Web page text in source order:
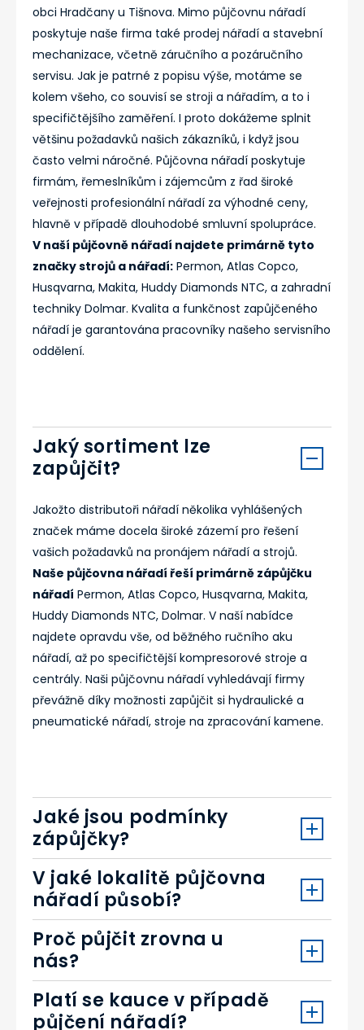
obci Hradčany u Tišnova. Mimo půjčovnu nářadí
poskytuje naše firma také prodej nářadí a stavební
mechanizace, včetně záručního a pozáručního
servisu. Jak je patrné z popisu výše, motáme se
kolem všeho, co souvisí se stroji a nářadím, a to i
specifičtějšího zaměření. I proto dokážeme splnit
většinu požadavků našich zákazníků, i když jsou
často velmi náročné. Půjčovna nářadí poskytuje
firmám, řemeslníkům i zájemcům z řad široké
veřejnosti profesionální nářadí za výhodné ceny,
hlavně v případě dlouhodobé smluvní spolupráce.
V naší půjčovně nářadí najdete primárně tyto
značky strojů a nářadí: Permon, Atlas Copco,
Husqvarna, Makita, Huddy Diamonds NTC, a zahradní
techniky Dolmar. Kvalita a funkčnost zapůjčeného
nářadí je garantována pracovníky našeho servisního
oddělení.
Jaký sortiment lze
zapůjčit?
Jakožto distributoři nářadí několika vyhlášených
značek máme docela široké zázemí pro řešení
vašich požadavků na pronájem nářadí a strojů.
Naše půjčovna nářadí řeší primárně zápůjčku
nářadí Permon, Atlas Copco, Husqvarna, Makita,
Huddy Diamonds NTC, Dolmar. V naší nabídce
najdete opravdu vše, od běžného ručního aku
nářadí, až po specifičtější kompresorové stroje a
centrály. Naši půjčovnu nářadí vyhledávají firmy
převážně díky možnosti zapůjčit si hydraulické a
pneumatické nářadí, stroje na zpracování kamene.
Jaké jsou podmínky
zápůjčky?
V jaké lokalitě půjčovna
nářadí působí?
Proč půjčit zrovna u
nás?
Platí se kauce v případě
půjčení nářadí?